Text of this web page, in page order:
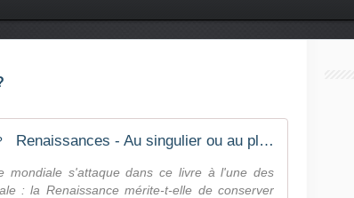
Renaissances - Au singulier ou au pluriel ?
mondiale s'attaque dans ce livre à l'une des
: la Renaissance mérite-t-elle de conserver